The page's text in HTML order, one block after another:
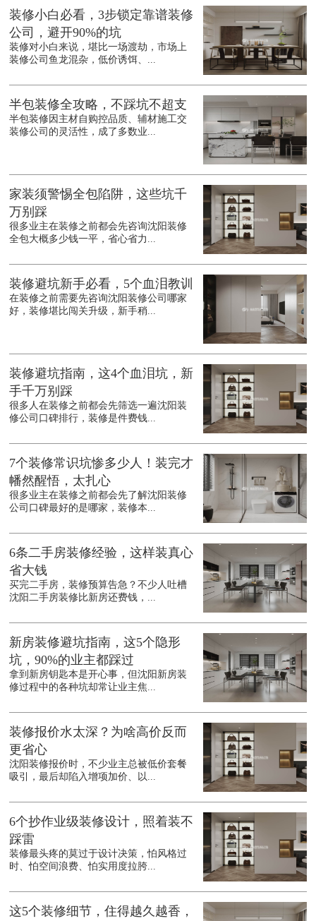
装修小白必看，3步锁定靠谱装修
公司，避开90%的坑
装修对小白来说，堪比一场渡劫，市场上
装修公司鱼龙混杂，低价诱饵、...
半包装修全攻略，不踩坑不超支
半包装修因主材自购控品质、辅材施工交
装修公司的灵活性，成了多数业...
家装须警惕全包陷阱，这些坑千
万别踩
很多业主在装修之前都会先咨询沈阳装修
全包大概多少钱一平，省心省力...
装修避坑新手必看，5个血泪教训
在装修之前需要先咨询沈阳装修公司哪家
好，装修堪比闯关升级，新手稍...
装修避坑指南，这4个血泪坑，新
手千万别踩
很多人在装修之前都会先筛选一遍沈阳装
修公司口碑排行，装修是件费钱...
7个装修常识坑惨多少人！装完才
幡然醒悟，太扎心
很多业主在装修之前都会先了解沈阳装修
公司口碑最好的是哪家，装修本...
6条二手房装修经验，这样装真心
省大钱
买完二手房，装修预算告急？不少人吐槽
沈阳二手房装修比新房还费钱，...
新房装修避坑指南，这5个隐形
坑，90%的业主都踩过
拿到新房钥匙本是开心事，但沈阳新房装
修过程中的各种坑却常让业主焦...
装修报价水太深？为啥高价反而
更省心
沈阳装修报价时，不少业主总被低价套餐
吸引，最后却陷入增项加价、以...
6个抄作业级装修设计，照着装不
踩雷
装修最头疼的莫过于设计决策，怕风格过
时、怕空间浪费、怕实用度拉胯...
这5个装修细节，住得越久越香，